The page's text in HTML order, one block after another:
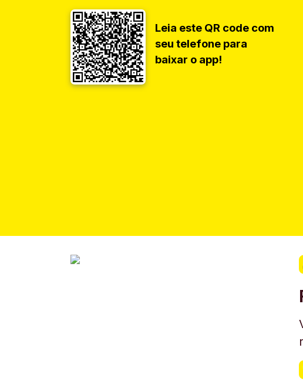
Leia este QR code com
seu telefone para
baixar o app!